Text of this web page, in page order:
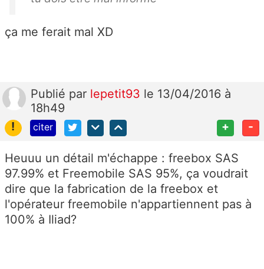
ça me ferait mal XD
Publié par lepetit93 le 13/04/2016 à
18h49
!
citer + -
Heuuu un détail m'échappe : freebox SAS
97.99% et Freemobile SAS 95%, ça voudrait
dire que la fabrication de la freebox et
l'opérateur freemobile n'appartiennent pas à
100% à Iliad?